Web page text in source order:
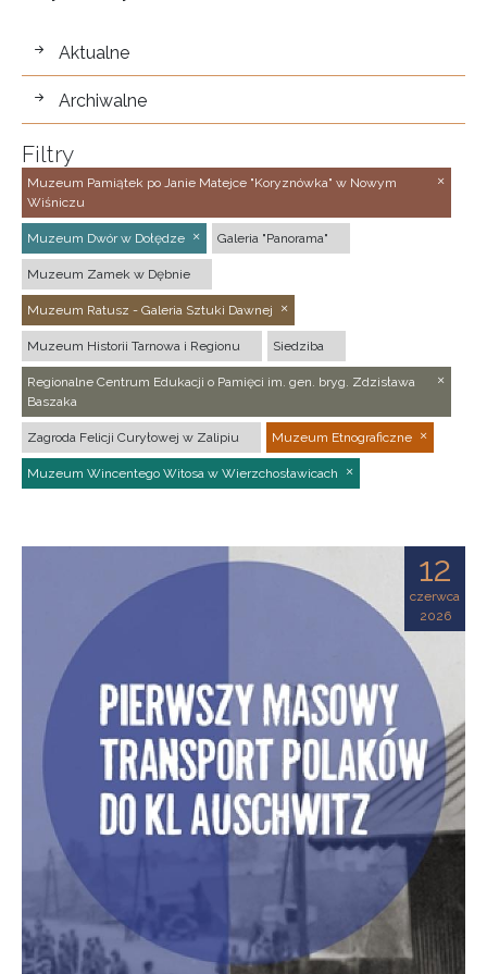
wystawy
Aktualne
Archiwalne
Filtry
Muzeum Pamiątek po Janie Matejce "Koryznówka" w Nowym
Wiśniczu
Muzeum Dwór w Dołędze Galeria "Panorama"
Muzeum Zamek w Dębnie
Muzeum Ratusz - Galeria Sztuki Dawnej
Muzeum Historii Tarnowa i Regionu Siedziba
Regionalne Centrum Edukacji o Pamięci im. gen. bryg. Zdzisława
Baszaka
Zagroda Felicji Curyłowej w Zalipiu Muzeum Etnograficzne
Muzeum Wincentego Witosa w Wierzchosławicach
12
czerwca
2026